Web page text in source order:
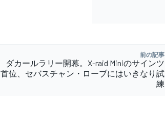
前の記事
ダカールラリー開幕。X-raid Miniのサインツ
首位、セバスチャン・ローブにはいきなり試
練